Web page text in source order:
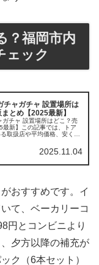
？福岡市内
ェック
チャガチャ 設置場所は
とめ【2025最新】
ガチャ 設置場所はどこ？売
新】この記事では、トア
取扱店や平均価格、安く買
2025.11.04
がおすすめです。イ
て、ベーカリーコ
円とコンビニより
夕方以降の補充が
ク（6本セット）